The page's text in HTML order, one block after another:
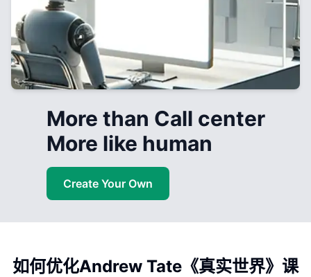
More than Call center
More like human
Create Your Own
如何优化Andrew Tate《真实世界》课